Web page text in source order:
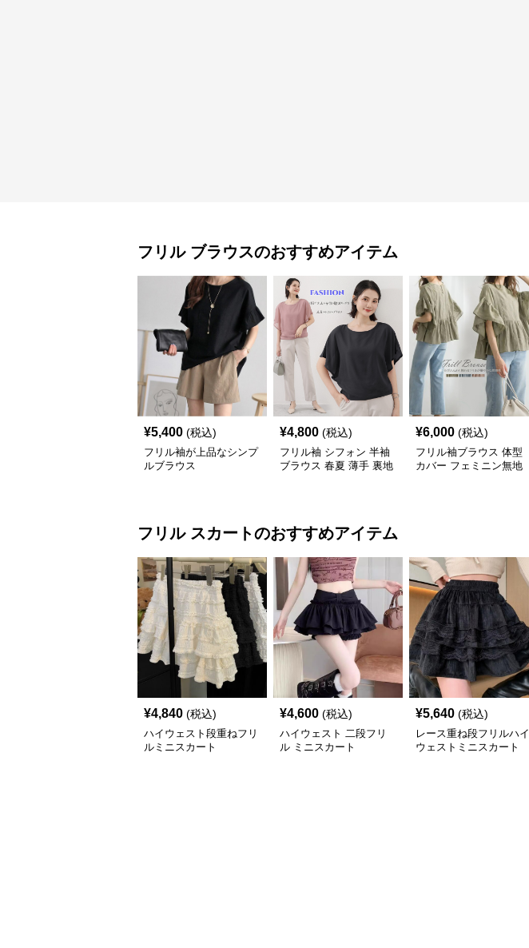
フリル ブラウスのおすすめアイテム
¥5,400 (税込)
フリル袖が上品なシンプ
ルブラウス
¥4,800 (税込)
フリル袖 シフォン 半袖
ブラウス 春夏 薄手 裏地
¥6,000 (税込)
フリル袖ブラウス 体型
カバー フェミニン無地
フリル スカートのおすすめアイテム
¥4,840 (税込)
ハイウェスト段重ねフリ
ルミニスカート
¥4,600 (税込)
ハイウェスト 二段フリ
ル ミニスカート
¥5,640 (税込)
レース重ね段フリルハイ
ウェストミニスカート